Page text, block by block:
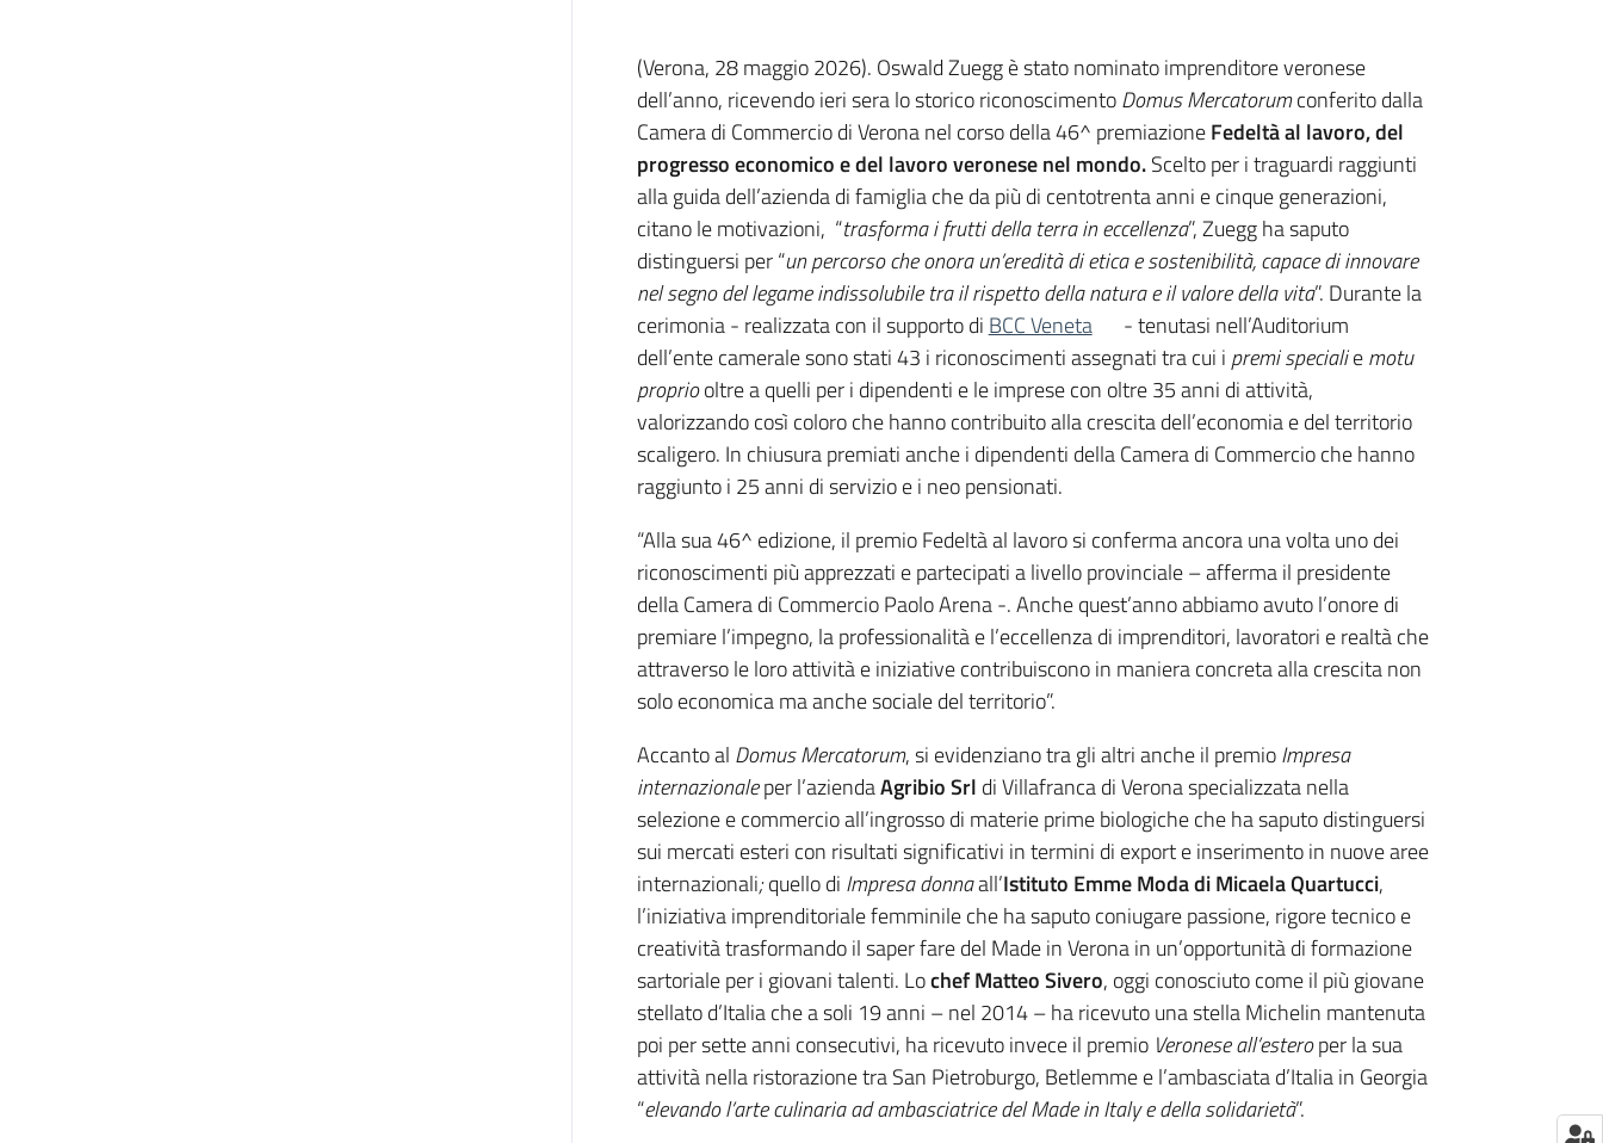
Contenuto
(Verona, 28 maggio 2026). Oswald Zuegg è stato nominato imprenditore veronese
dell’anno, ricevendo ieri sera lo storico riconoscimentoDomus Mercatorumconferito dalla
Camera di Commercio di Verona nel corso della 46^ premiazioneFedeltà al lavoro, del
progresso economico e del lavoro veronese nel mondo.Scelto per i traguardi raggiunti
alla guida dell’azienda di famiglia che da più di centotrenta anni e cinque generazioni,
citano le motivazioni, “trasforma i frutti della terra in eccellenza”, Zuegg ha saputo
distinguersi per “un percorso che onora un’eredità di etica e sostenibilità, capace di innovare
nel segno del legame indissolubile tra il rispetto della natura e il valore della vita”. Durante la
cerimonia - realizzata con il supporto di BCC Veneta
- tenutasi nell’Auditorium
dell’ente camerale sono stati 43 i riconoscimenti assegnati tra cui i premi specialiemotu
propriooltre a quelli per i dipendenti e le imprese con oltre 35 anni di attività,
valorizzando così coloro che hanno contribuito alla crescita dell’economia e del territorio
scaligero. In chiusura premiati anche i dipendenti della Camera di Commercio che hanno
raggiunto i 25 anni di servizio e i neo pensionati.
“Alla sua 46^ edizione, il premio Fedeltà al lavoro si conferma ancora una volta uno dei
riconoscimenti più apprezzati e partecipati a livello provinciale – afferma il presidente
della Camera di Commercio Paolo Arena -. Anche quest’anno abbiamo avuto l’onore di
premiare l’impegno, la professionalità e l’eccellenza di imprenditori, lavoratori e realtà che
attraverso le loro attività e iniziative contribuiscono in maniera concreta alla crescita non
solo economica ma anche sociale del territorio”.
Accanto al Domus Mercatorum, si evidenziano tra gli altri anche il premioImpresa
internazionaleper l’aziendaAgribio Srl di Villafranca di Verona specializzata nella
selezione e commercio all’ingrosso di materie prime biologiche che ha saputo distinguersi
sui mercati esteri con risultati significativi in termini di export e inserimento in nuove aree
internazionali;quello di Impresa donnaall’Istituto Emme Moda di Micaela Quartucci,
l’iniziativa imprenditoriale femminile che ha saputo coniugare passione, rigore tecnico e
creatività trasformando il saper fare del Made in Verona in un’opportunità di formazione
sartoriale per i giovani talenti. Lochef Matteo Sivero, oggi conosciuto come il più giovane
stellato d’Italia che a soli 19 anni – nel 2014 – ha ricevuto una stella Michelin mantenuta
poi per sette anni consecutivi, ha ricevuto invece il premio Veronese all’esteroper la sua
attività nella ristorazione tra San Pietroburgo, Betlemme e l’ambasciata d’Italia in Georgia
“elevando l’arte culinaria ad ambasciatrice del Made in Italy e della solidarietà”.